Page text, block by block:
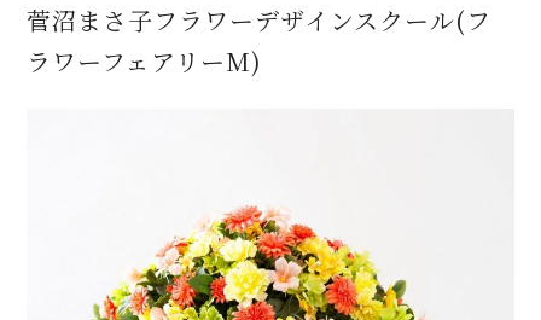
菅沼まさ子フラワーデザインスクール(フ
ラワーフェアリーM)